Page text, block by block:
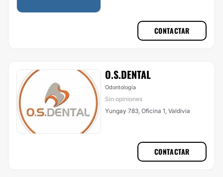
CONTACTAR
O.S.DENTAL
Odontología
Sin opiniones
Yungay 783, Oficina 1, Valdivia
CONTACTAR